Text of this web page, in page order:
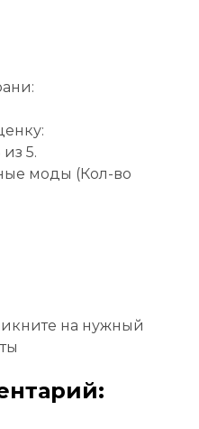
из 5.
моды (Кол-во
на нужный